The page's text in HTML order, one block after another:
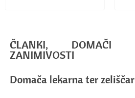
ČLANKI, DOMAČI
ZANIMIVOSTI
Domača lekarna ter